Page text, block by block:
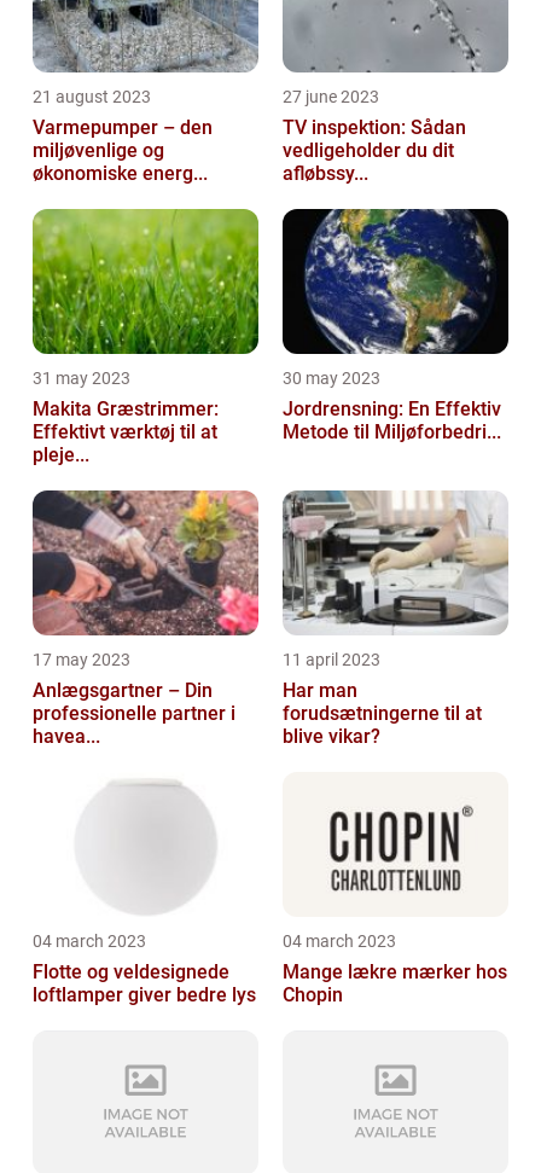
21 august 2023
Varmepumper – den
miljøvenlige og
økonomiske energ...
27 june 2023
TV inspektion: Sådan
vedligeholder du dit
afløbssy...
31 may 2023
Makita Græstrimmer:
Effektivt værktøj til at
pleje...
30 may 2023
Jordrensning: En Effektiv
Metode til Miljøforbedri...
17 may 2023
Anlægsgartner – Din
professionelle partner i
havea...
11 april 2023
Har man
forudsætningerne til at
blive vikar?
04 march 2023
Flotte og veldesignede
loftlamper giver bedre lys
04 march 2023
Mange lækre mærker hos
Chopin